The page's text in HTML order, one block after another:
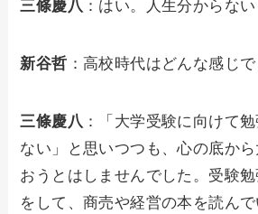
三條慶八 ：はい。人生分からない
新谷哲 ：高校時代はどんな感じ
三條慶八 ：「大学受験に向けて
ない」と思いつつも、心の底か
おうとはしませんでした。受験
をして、商売や経営の本を読んで